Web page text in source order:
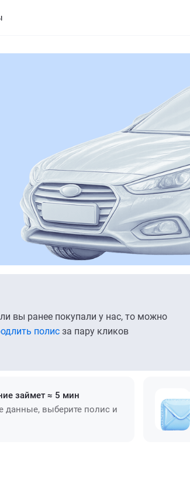
вы ранее покупали у нас, то можно
полис за пару кликов
займет ≈ 5 мин
данные, выберите полис и